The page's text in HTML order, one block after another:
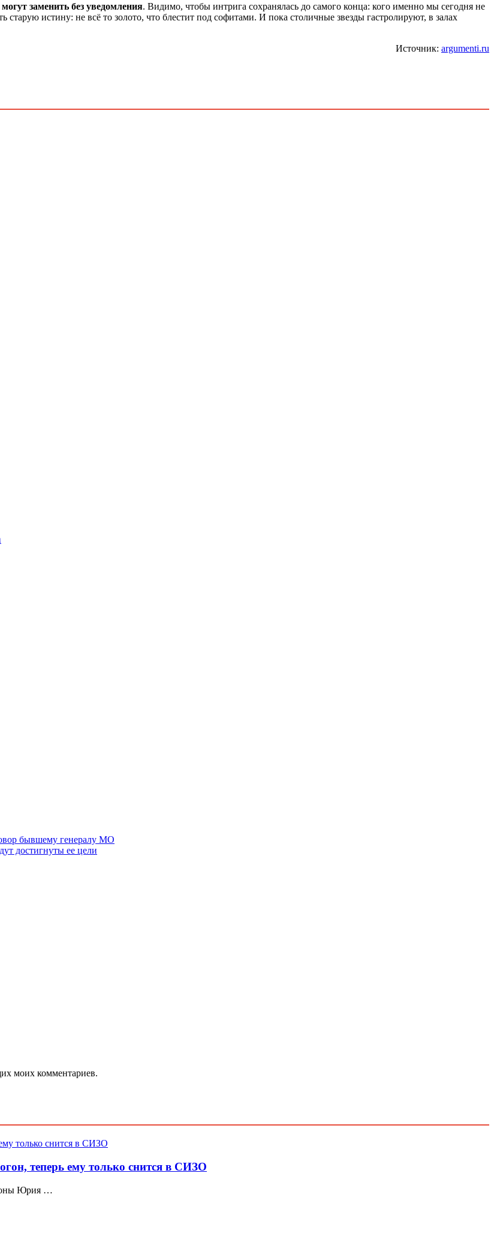
заменить без уведомления. Видимо, чтобы интрига сохранялась до самого конца: кого именно мы сегодня не
истину: не всё то золото, что блестит под софитами. И пока столичные звезды гастролируют, в залах
Источник: argumenti.ru
бывшему генералу МО
достигнуты ее цели
моих комментариев.
теперь ему только снится в СИЗО
Юрия …